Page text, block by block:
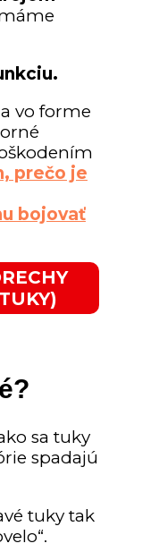
vo forme
prečo je
bojovať
sa tuky
spadajú
tuky tak